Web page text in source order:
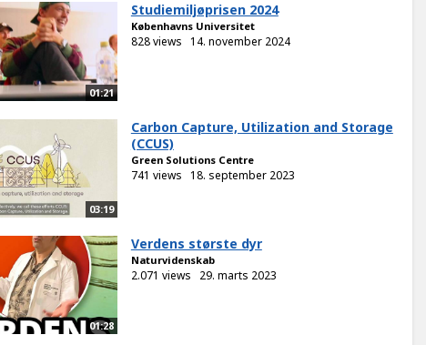
01:21
Studiemiljøprisen 2024
Københavns Universitet
828 views 14. november 2024
03:19
Carbon Capture, Utilization and Storage
(CCUS)
Green Solutions Centre
741 views 18. september 2023
01:28
Verdens største dyr
Naturvidenskab
2.071 views 29. marts 2023